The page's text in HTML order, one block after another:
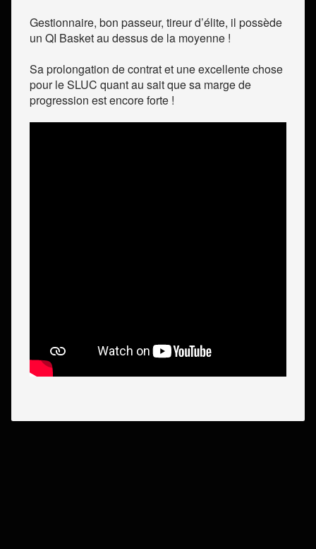
Gestionnaire, bon passeur, tireur d’élite, il possède
un QI Basket au dessus de la moyenne !
Sa prolongation de contrat et une excellente chose
pour le SLUC quant au sait que sa marge de
progression est encore forte !